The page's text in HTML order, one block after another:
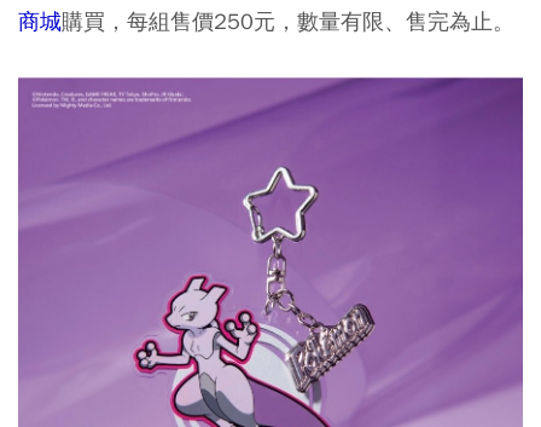
商城購買，每組售價250元，數量有限、售完為止。